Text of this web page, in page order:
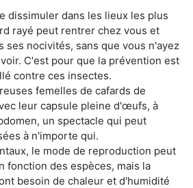
dissimuler dans les lieux les plus
rayé peut rentrer chez vous et
ses nocivités, sans que vous n'ayez
C'est pour que la prévention est
contre ces insectes.
femelles de cafards de
leur capsule pleine d'œufs, à
un spectacle qui peut
à n'importe qui.
le mode de reproduction peut
fonction des espèces, mais la
besoin de chaleur et d'humidité